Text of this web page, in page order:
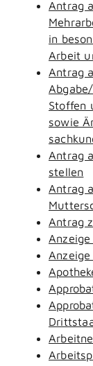
Antrag
in
Arbeit
Antrag
Stoffen
sowie
Antrag
stellen
Antrag
Antrag